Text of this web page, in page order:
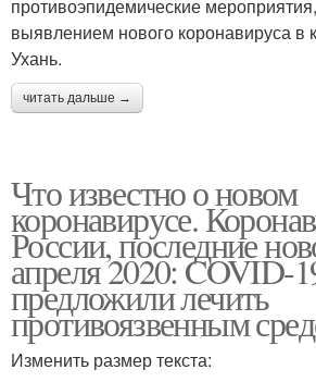
противоэпидемические
выявлением нового коронавируса в
Ухань.
читать дальше →
Что известно о новом
коронавирусе.
России, последние
апреля 2020: COVID-
предложили лечить
противоязвенным
Изменить размер текста: